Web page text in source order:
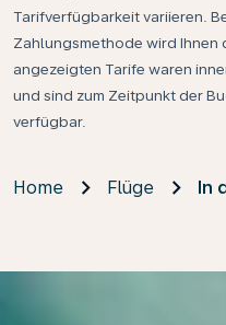
Tarifverfügbarkeit variieren.
Zahlungsmethode wird Ihnen
angezeigten Tarife waren
und sind zum Zeitpunkt der
verfügbar.
Home Flüge In